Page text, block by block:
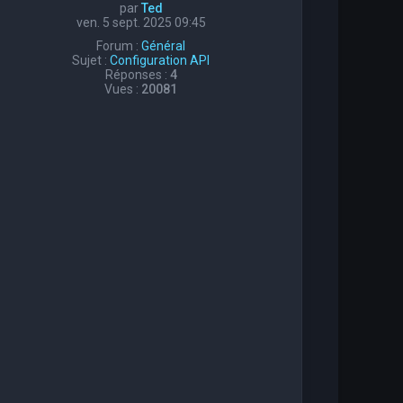
parTed
ven. 5 sept. 2025 09:45
Forum :Général
Sujet :Configuration API
Réponses : 4
Vues : 20081